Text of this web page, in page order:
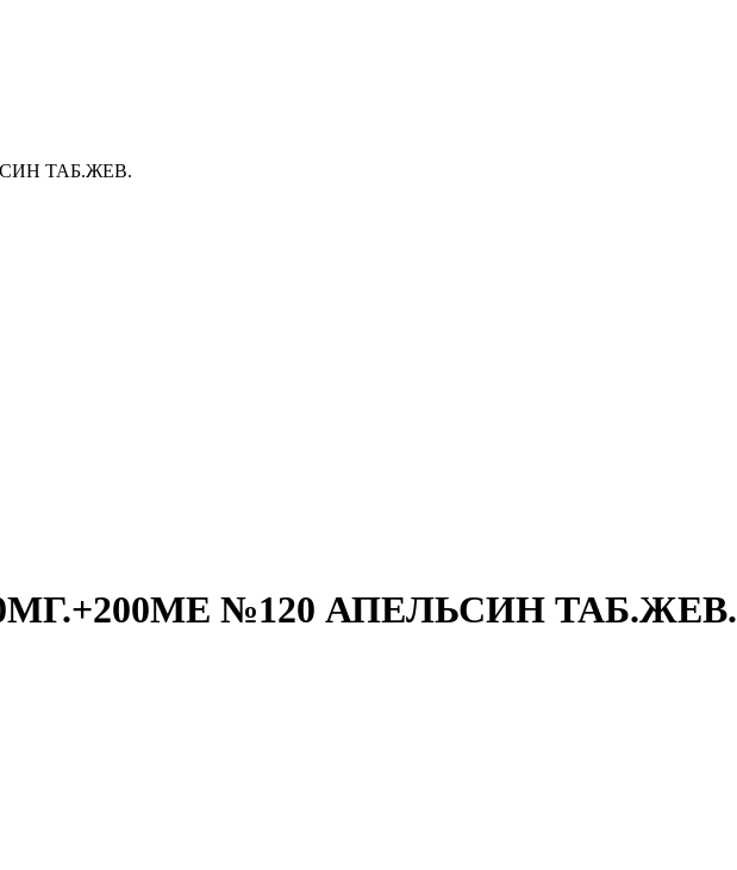
ТАБ.ЖЕВ.
№120 АПЕЛЬСИН ТАБ.ЖЕВ.